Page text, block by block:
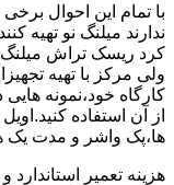
با تمام این احوال برخی
ندارند میلنگ نو تهیه
کرد ریسک تراش
ولی مرکز با تهیه
کارگاه خود،نمونه
از آن استفاده
ها،پک واشر و مدت یک
هزینه تعمیر استاندارد